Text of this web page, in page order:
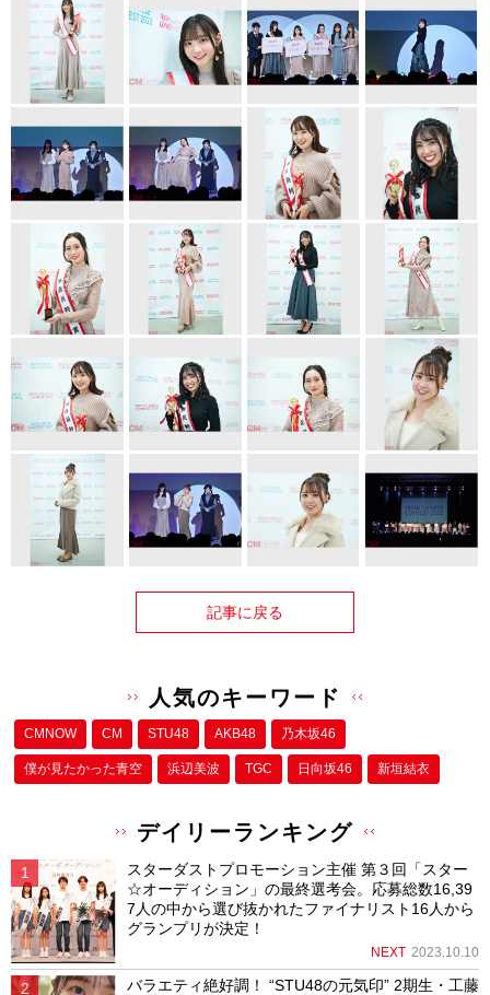
記事に戻る
人気のキーワード
CMNOW CM STU48 AKB48 乃木坂46
僕が⾒たかった⻘空 浜辺美波 TGC 日向坂46 新垣結衣
デイリーランキング
スターダストプロモーション主催 第３回「スター
☆オーディション」の最終選考会。応募総数16,39
7人の中から選び抜かれたファイナリスト16人から
グランプリが決定！
NEXT 2023.10.10
バラエティ絶好調！ “STU48の元気印” 2期生・工藤